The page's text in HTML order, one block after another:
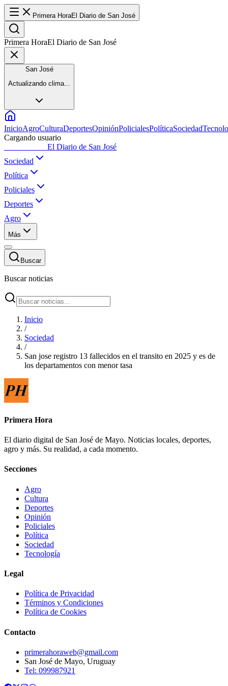
Primera HoraEl Diario de San José
Primera HoraEl Diario de San José
San José
Actualizando clima...
InicioAgroCulturaDeportesOpiniónPolicialesPolíticaSociedad
Cargando usuario
El Diario de San José
Sociedad
Política
Policiales
Deportes
Agro
Más
Buscar
Buscar noticias
Inicio
/
Sociedad
/
San jose registro 13 fallecidos en el transito en 2025 y es de
los departamentos con menor tasa
Primera Hora
El diario digital de San José de Mayo. Noticias locales, deportes,
agro y más. Su realidad, a cada momento.
Secciones
Agro
Cultura
Deportes
Opinión
Policiales
Política
Sociedad
Tecnología
Legal
Política de Privacidad
Términos y Condiciones
Política de Cookies
Contacto
primerahoraweb@gmail.com
San José de Mayo, Uruguay
Tel: 099987921